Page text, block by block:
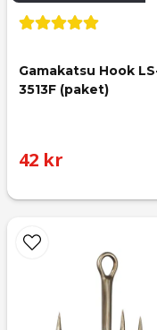
Gamakatsu Hook
3513F (paket)
42 kr